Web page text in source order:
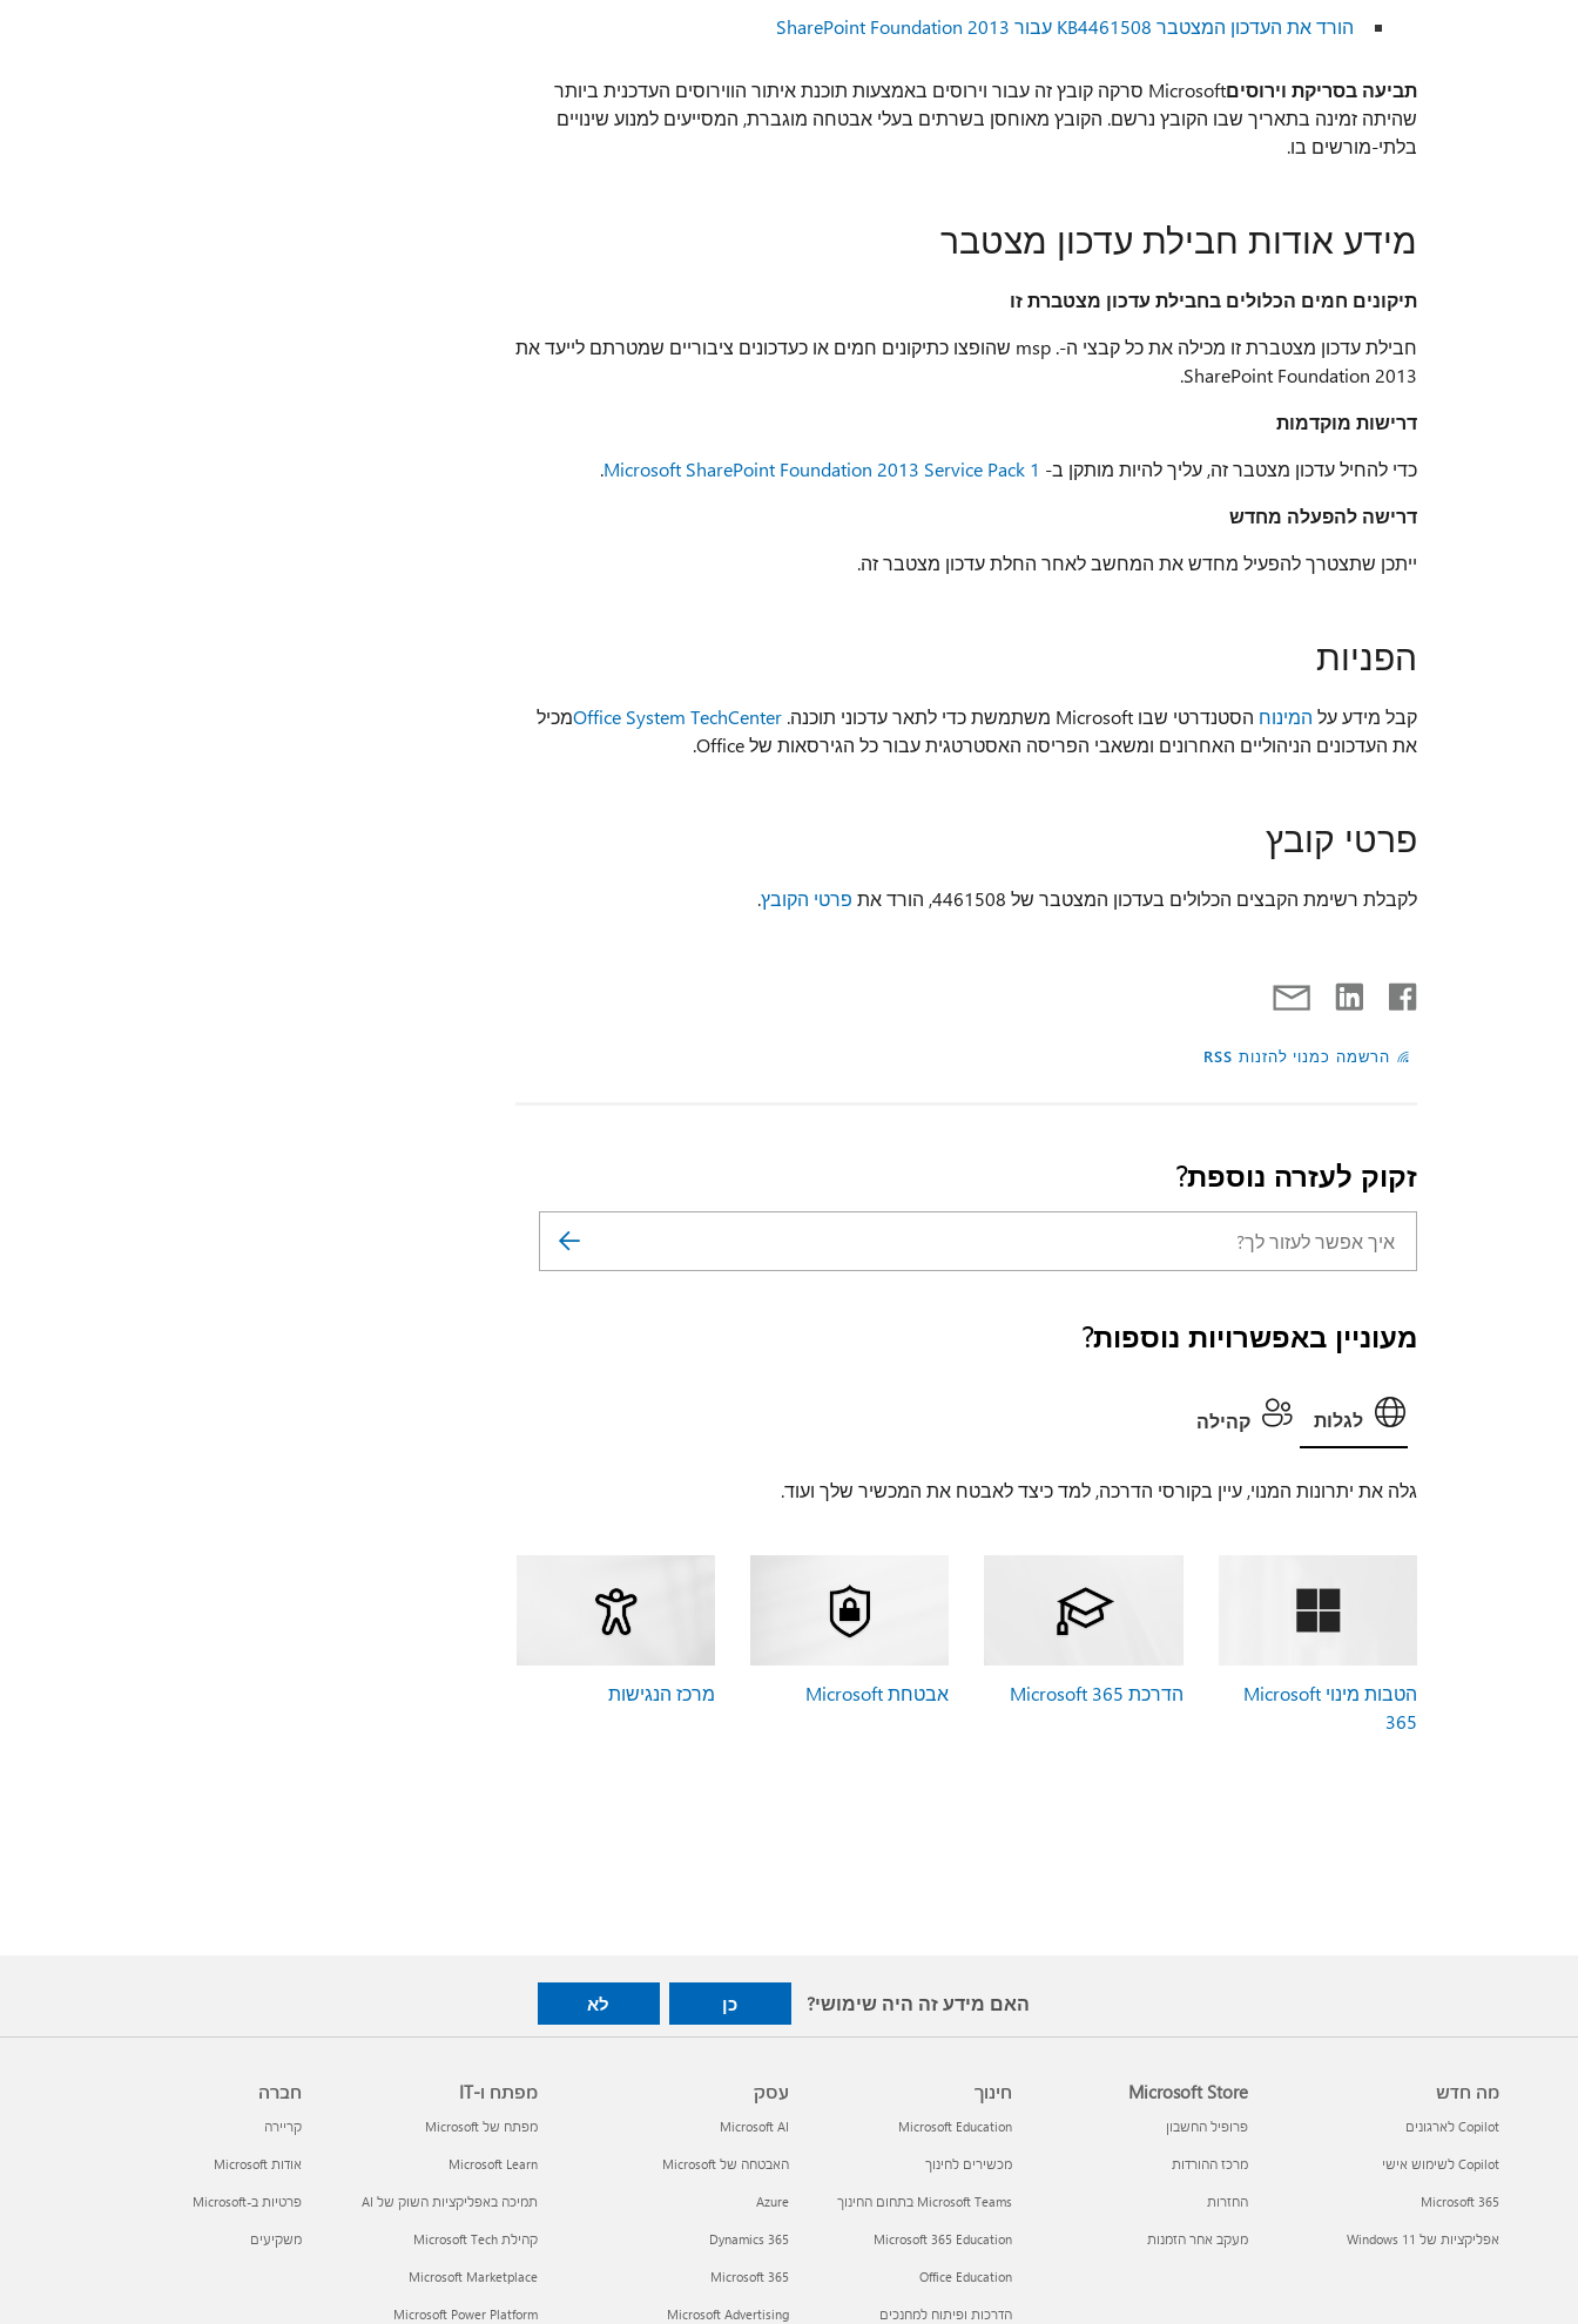
הורד את העדכון המצטבר KB4461508 עבור SharePoint Foundation 2013
תביעה בסריקת וירוסים
Microsoft סרקה קובץ זה עבור וירוסים באמצעות תוכנת איתור הווירוסים העדכנית ביותר
שהיתה זמינה בתאריך שבו הקובץ נרשם. הקובץ מאוחסן בשרתים בעלי אבטחה מוגברת, המסייעים למנוע שינויים
בלתי-מורשים בו.
מידע אודות חבילת עדכון מצטבר
תיקונים חמים הכלולים בחבילת עדכון מצטברת זו
חבילת עדכון מצטברת זו מכילה את כל קבצי ה-. msp שהופצו כתיקונים חמים או כעדכונים ציבוריים שמטרתם לייעד את
SharePoint Foundation 2013.
דרישות מוקדמות
כדי להחיל עדכון מצטבר זה, עליך להיות מותקן ב- Microsoft SharePoint Foundation 2013 Service Pack 1
.
דרישה להפעלה מחדש
ייתכן שתצטרך להפעיל מחדש את המחשב לאחר החלת עדכון מצטבר זה.
הפניות
קבל מידע על המינוח הסטנדרטי שבו Microsoft משתמשת כדי לתאר עדכוני תוכנה. Office System TechCenterמכיל
את העדכונים הניהוליים האחרונים ומשאבי הפריסה האסטרטגית עבור כל הגירסאות של Office.
פרטי קובץ
לקבלת רשימת הקבצים הכלולים בעדכון המצטבר של 4461508, הורד את פרטי הקובץ.
הרשמה כמנוי להזנות RSS
זקוק לעזרה נוספת?
מעוניין באפשרויות נוספות?
לגלות קהילה
גלה את יתרונות המנוי, עיין בקורסי הדרכה, למד כיצד לאבטח את המכשיר שלך ועוד.
הטבות מינוי Microsoft
365
הדרכת Microsoft 365 אבטחת Microsoft מרכז הנגישות
האם מידע זה היה שימושי? כן לא
מה חדש
Copilot לארגונים
Copilot לשימוש אישי
Microsoft 365
אפליקציות של Windows 11‏
Microsoft Store
פרופיל החשבון
מרכז ההורדות
החזרות
מעקב אחר הזמנות
חינוך
Microsoft Education
מכשירים לחינוך
Microsoft Teams בתחום החינוך
Microsoft 365 Education
Office Education
הדרכות ופיתוח למחנכים
עסק
Microsoft AI
האבטחה של Microsoft
Azure
Dynamics 365
Microsoft 365
Microsoft Advertising
מפתח ו-IT
מפתח של Microsoft
Microsoft Learn
תמיכה באפליקציות השוק של AI
קהילת Microsoft Tech
Microsoft Marketplace
Microsoft Power Platform
חברה
קריירה
אודות Microsoft
פרטיות ב-Microsoft
משקיעים